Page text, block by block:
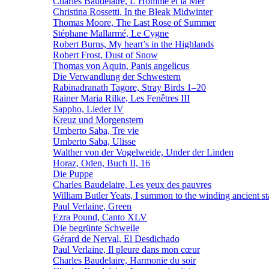
Christina Rossetti, In the Bleak Midwinter
Thomas Moore, The Last Rose of Summer
Stéphane Mallarmé, Le Cygne
Robert Burns, My heart’s in the Highlands
Robert Frost, Dust of Snow
Thomas von Aquin, Panis angelicus
Die Verwandlung der Schwestern
Rabinadranath Tagore, Stray Birds 1–20
Rainer Maria Rilke, Les Fenêtres III
Sappho, Lieder IV
Kreuz und Morgenstern
Umberto Saba, Tre vie
Umberto Saba, Ulisse
Walther von der Vogelweide, Under der Linden
Horaz, Oden, Buch II, 16
Die Puppe
Charles Baudelaire, Les yeux des pauvres
William Butler Yeats, I summon to the winding ancient
Paul Verlaine, Green
Ezra Pound, Canto XLV
Die begrünte Schwelle
Gérard de Nerval, El Desdichado
Paul Verlaine, Il pleure dans mon cœur
Charles Baudelaire, Harmonie du soir